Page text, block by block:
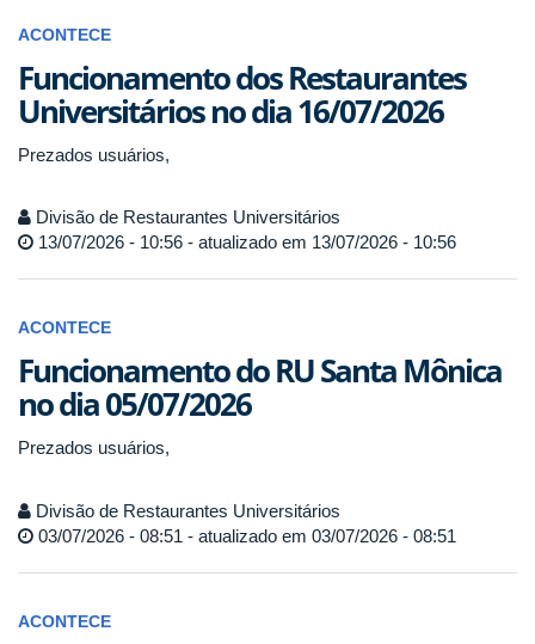
ACONTECE
Funcionamento dos Restaurantes
Universitários no dia 16/07/2026
Prezados usuários,
Divisão de Restaurantes Universitários
13/07/2026 - 10:56 - atualizado em 13/07/2026 - 10:56
ACONTECE
Funcionamento do RU Santa Mônica
no dia 05/07/2026
Prezados usuários,
Divisão de Restaurantes Universitários
03/07/2026 - 08:51 - atualizado em 03/07/2026 - 08:51
ACONTECE